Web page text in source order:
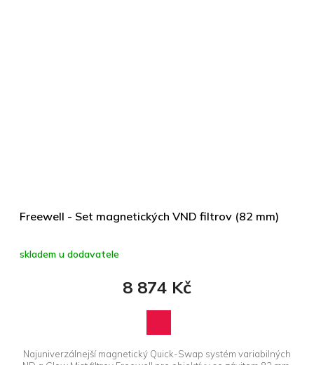
Freewell - Set magnetických VND filtrov (82 mm)
skladem u dodavatele
8 874 Kč
Najuniverzálnejší magnetický Quick-Swap systém variabilných